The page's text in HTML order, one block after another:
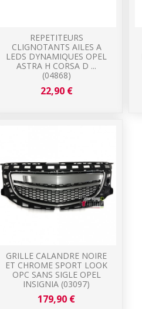
REPETITEURS
CLIGNOTANTS AILES A
LEDS DYNAMIQUES OPEL
ASTRA H CORSA D ...
(04868)
22,90 €
GRILLE CALANDRE NOIRE
ET CHROME SPORT LOOK
OPC SANS SIGLE OPEL
INSIGNIA (03097)
179,90 €